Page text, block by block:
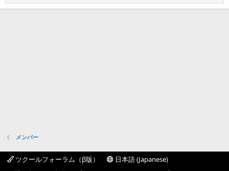
e
メンバー
ツクールフォーラム（β版）
日本語 (Japanese)